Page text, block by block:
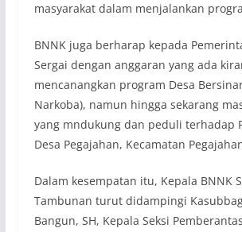
masyarakat dalam menjalankan
BNNK juga berharap kepada
Sergai dengan anggaran yang ada
mencanangkan program Desa
Narkoba), namun hingga sekarang
yang mndukung dan peduli terhadap
Desa Pegajahan, Kecamatan
Dalam kesempatan itu, Kepala BNNK
Tambunan turut didampingi
Bangun, SH, Kepala Seksi